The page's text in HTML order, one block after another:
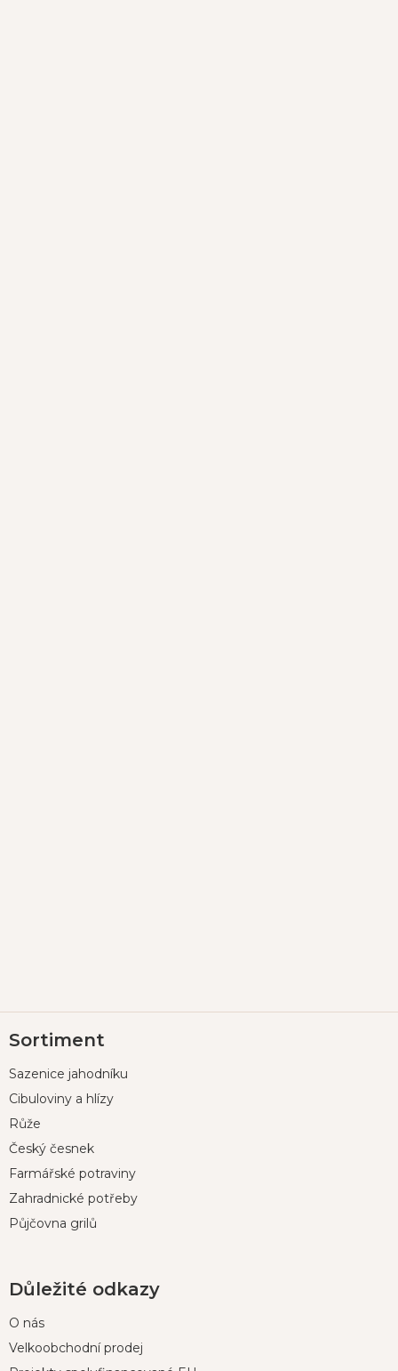
á
a
Sortiment
Sazenice jahodníku
Cibuloviny a hlízy
Růže
Český česnek
Farmářské potraviny
Zahradnické potřeby
Půjčovna grilů
Důležité odkazy
O nás
Velkoobchodní prodej